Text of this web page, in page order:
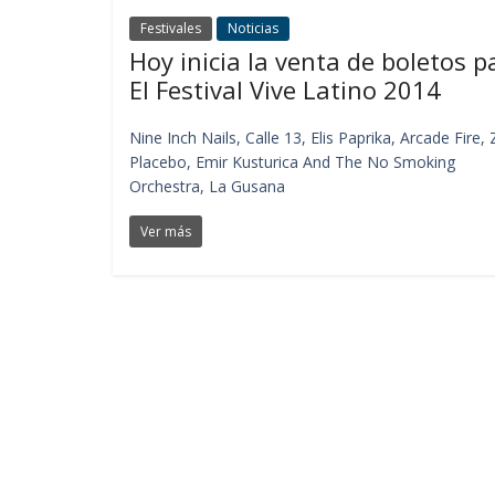
Festivales Noticias
Hoy inicia la venta de boletos
El Festival Vive Latino 2014
Nine Inch Nails, Calle 13, Elis Paprika, Arcade Fire,
Placebo, Emir Kusturica And The No Smoking
Orchestra, La Gusana
Ver más